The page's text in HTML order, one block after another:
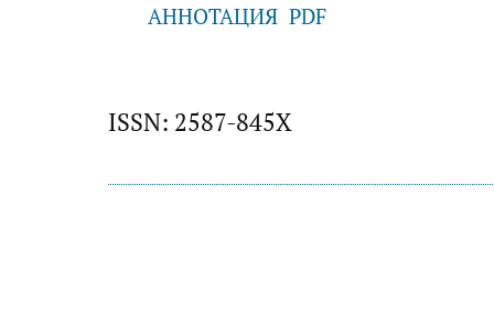
АННОТАЦИЯ PDF
ISSN: 2587-845X